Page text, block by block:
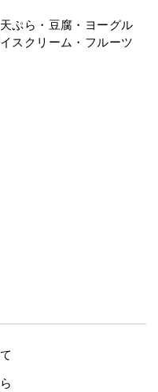
ぷら・豆腐・ヨーグル
スクリーム・フルーツ